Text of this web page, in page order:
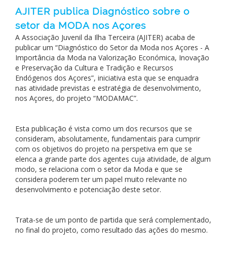
AJITER publica Diagnóstico sobre o
setor da MODA nos Açores
A Associação Juvenil da Ilha Terceira (AJITER) acaba de
publicar um “Diagnóstico do Setor da Moda nos Açores - A
Importância da Moda na Valorização Económica, Inovação
e Preservação da Cultura e Tradição e Recursos
Endógenos dos Açores”, iniciativa esta que se enquadra
nas atividade previstas e estratégia de desenvolvimento,
nos Açores, do projeto “MODAMAC”.
Esta publicação é vista como um dos recursos que se
consideram, absolutamente, fundamentais para cumprir
com os objetivos do projeto na perspetiva em que se
elenca a grande parte dos agentes cuja atividade, de algum
modo, se relaciona com o setor da Moda e que se
considera poderem ter um papel muito relevante no
desenvolvimento e potenciação deste setor.
Trata-se de um ponto de partida que será complementado,
no final do projeto, como resultado das ações do mesmo.